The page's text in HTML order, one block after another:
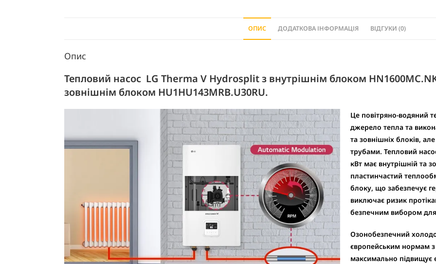
ОПИС ДОДАТКОВА ІНФОРМАЦІЯ ВІДГУКИ (0)
Опис
Тепловий насос LG Therma V Hydrosplit з внутрішнім блоком
зовнішнім блоком HU1HU143MRB.U30RU.
Це повітряно-водяний
джерело тепла та
та зовнішніх блоків,
трубами. Тепловий
кВт має внутрішній та
пластинчастий
блоку, що забезпечує
виключає ризик
безпечним вибором
Озонобезпечний
європейським нормам з
максимально підвищує